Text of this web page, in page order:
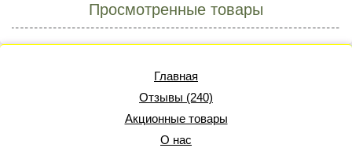
Просмотренные товары
Главная
Отзывы (240)
Акционные товары
О нас